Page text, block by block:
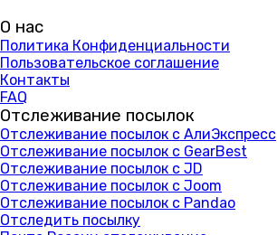
О нас
Политика Конфиденциальности
Пользовательское соглашение
Контакты
FAQ
Отслеживание посылок
Отслеживание посылок с АлиЭкспресс
Отслеживание посылок с GearBest
Отслеживание посылок с JD
Отслеживание посылок с Joom
Отслеживание посылок с Pandao
Отследить посылку